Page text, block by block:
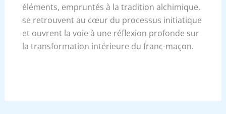
éléments, empruntés à la tradition alchimique,
se retrouvent au cœur du processus initiatique
et ouvrent la voie à une réflexion profonde sur
la transformation intérieure du franc-maçon.